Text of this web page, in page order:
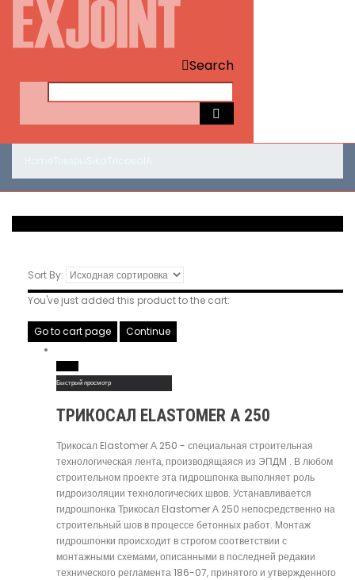
Search
Sort By:
You've just added this product to the cart:
Go to cart page Continue
Быстрый просмотр
ТРИКОСАЛ ELASTOMER А 250
Трикосал Elastomer А 250 - специальная строительная
технологическая лента, производящаяся из ЭПДМ . В любом
строительном проекте эта гидрошпонка выполняет роль
гидроизоляции технологических швов. Устанавливается
гидрошпонка Трикосал Elastomer А 250 непосредственно на
строительный шов в процессе бетонных работ. Монтаж
гидрошпонки происходит в строгом соответствии с
монтажными схемами, описанными в последней редакии
технического регламента 186-07, принятого и утвержденного